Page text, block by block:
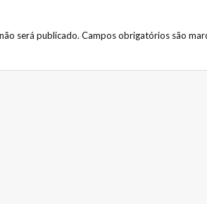
será publicado. Campos obrigatórios são